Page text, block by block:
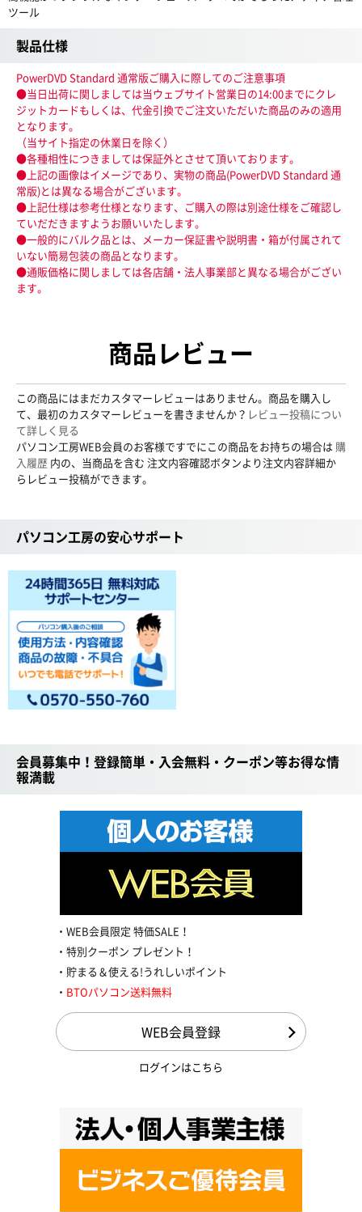
ツール
製品仕様
PowerDVD Standard 通常版ご購入に際してのご注意事項
●当日出荷に関しましては当ウェブサイト営業日の14:00までにクレ
ジットカードもしくは、代金引換でご注文いただいた商品のみの適用
となります。
（当サイト指定の休業日を除く）
●各種相性につきましては保証外とさせて頂いております。
●上記の画像はイメージであり、実物の商品(PowerDVD Standard 通
常版)とは異なる場合がございます。
●上記仕様は参考仕様となります、ご購入の際は別途仕様をご確認し
ていだだきますようお願いいたします。
●一般的にバルク品とは、メーカー保証書や説明書・箱が付属されて
いない簡易包装の商品となります。
●通販価格に関しましては各店舗・法人事業部と異なる場合がござい
ます。
商品レビュー
この商品にはまだカスタマーレビューはありません。商品を購入し
て、最初のカスタマーレビューを書きませんか？ レビュー投稿につい
て詳しく見る
パソコン工房WEB会員のお客様ですでにこの商品をお持ちの場合は 購
入履歴 内の、当商品を含む 注文内容確認ボタンより注文内容詳細か
らレビュー投稿ができます。
パソコン工房の安心サポート
会員募集中！登録簡単・入会無料・クーポン等お得な情
報満載
WEB会員限定 特価SALE！
特別クーポン プレゼント！
貯まる＆使える!うれしいポイント
BTOパソコン送料無料
WEB会員登録
ログインはこちら